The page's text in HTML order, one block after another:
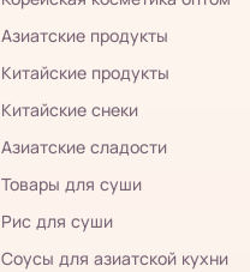
Азиатские продукты
Китайские продукты
Китайские снеки
Азиатские сладости
Товары для суши
Рис для суши
Соусы для азиатской кухни